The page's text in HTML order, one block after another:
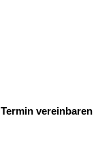
Termin vereinbaren